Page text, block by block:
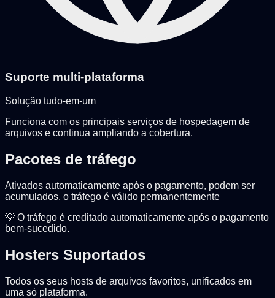
Suporte multi-plataforma
Solução tudo-em-um
Funciona com os principais serviços de hospedagem de
arquivos e continua ampliando a cobertura.
Pacotes de tráfego
Ativados automaticamente após o pagamento, podem ser
acumulados, o tráfego é válido permanentemente
💡 O tráfego é creditado automaticamente após o pagamento
bem-sucedido.
Hosters Suportados
Todos os seus hosts de arquivos favoritos, unificados em
uma só plataforma.